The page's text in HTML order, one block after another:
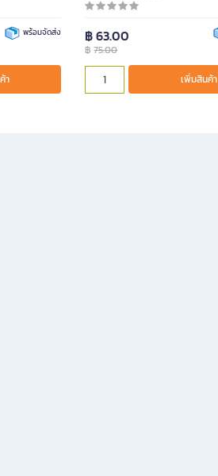
พร้อมจัดส่ง
า
฿ 63.00
฿75.00
เพิ่มสินค้า